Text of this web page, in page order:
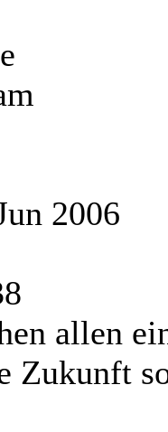
2006
allen
Zukunft